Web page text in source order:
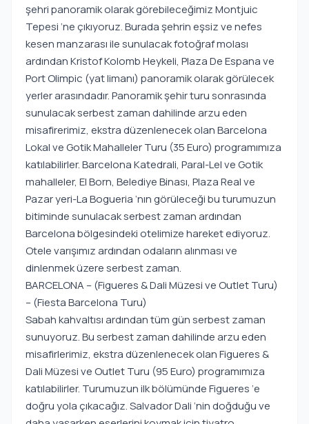
şehri panoramik olarak görebileceğimiz Montjuic
Tepesi ‘ne çıkıyoruz. Burada şehrin eşsiz ve nefes
kesen manzarası ile sunulacak fotoğraf molası
ardından Kristof Kolomb Heykeli, Plaza De Espana ve
Port Olimpic (yat limanı) panoramik olarak görülecek
yerler arasındadır. Panoramik şehir turu sonrasında
sunulacak serbest zaman dahilinde arzu eden
misafirerimiz, ekstra düzenlenecek olan Barcelona
Lokal ve Gotik Mahalleler Turu (35 Euro) programımıza
katılabilirler. Barcelona Katedrali, Paral-Lel ve Gotik
mahalleler, El Born, Belediye Binası, Plaza Real ve
Pazar yeri-La Bogueria ‘nın görüleceği bu turumuzun
bitiminde sunulacak serbest zaman ardından
Barcelona bölgesindeki otelimize hareket ediyoruz.
Otele varışımız ardından odaların alınması ve
dinlenmek üzere serbest zaman.
BARCELONA – (Figueres & Dali Müzesi ve Outlet Turu)
– (Fiesta Barcelona Turu)
Sabah kahvaltısı ardından tüm gün serbest zaman
sunuyoruz. Bu serbest zaman dahilinde arzu eden
misafirlerimiz, ekstra düzenlenecek olan Figueres &
Dali Müzesi ve Outlet Turu (95 Euro) programımıza
katılabilirler. Turumuzun ilk bölümünde Figueres ‘e
doğru yola çıkacağız. Salvador Dali ‘nin doğduğu ve